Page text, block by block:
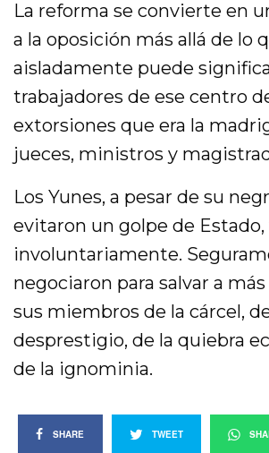
La reforma se convierte en
a la oposición más allá de lo
aisladamente puede
trabajadores de ese centro
extorsiones que era la
jueces, ministros y
Los Yunes, a pesar de su
evitaron un golpe de
involuntariamente.
negociaron para salvar a
sus miembros de la cárcel,
desprestigio, de la quiebra
de la ignominia.
SHARE TWEET